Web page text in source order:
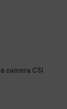
camera CSI